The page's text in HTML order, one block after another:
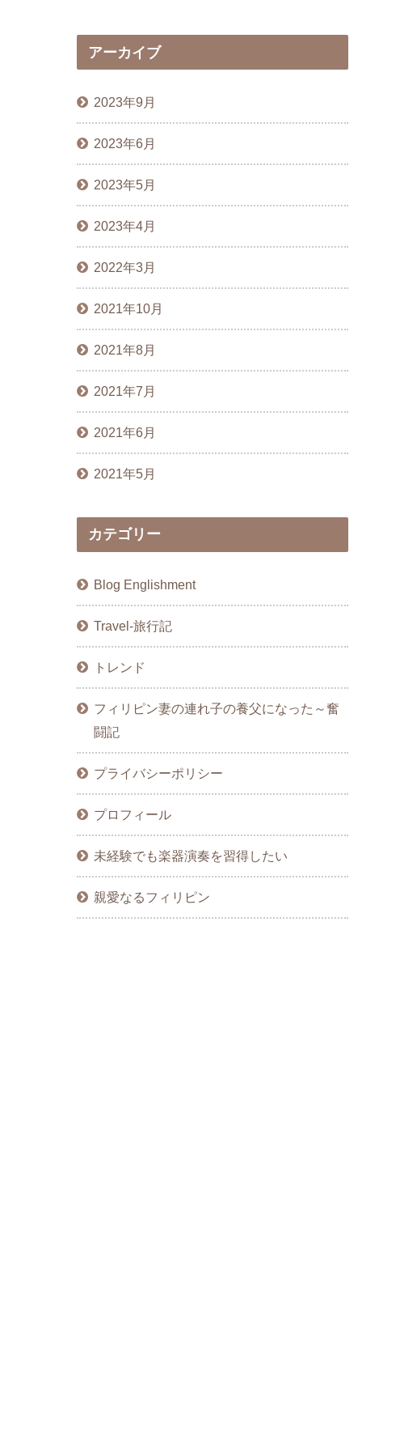
アーカイブ
2023年9月
2023年6月
2023年5月
2023年4月
2022年3月
2021年10月
2021年8月
2021年7月
2021年6月
2021年5月
カテゴリー
Blog Englishment
Travel-旅行記
トレンド
フィリピン妻の連れ子の養父になった～奮
闘記
プライバシーポリシー
プロフィール
未経験でも楽器演奏を習得したい
親愛なるフィリピン